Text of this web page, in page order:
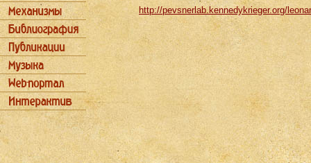
http://pevsnerlab.kennedykrieger.org/